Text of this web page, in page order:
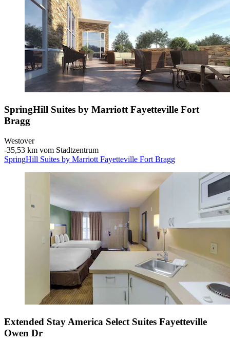
SpringHill Suites by Marriott Fayetteville Fort
Bragg
Westover
‐35,53 km vom Stadtzentrum
SpringHill Suites by Marriott Fayetteville Fort Bragg
Extended Stay America Select Suites Fayetteville
Owen Dr